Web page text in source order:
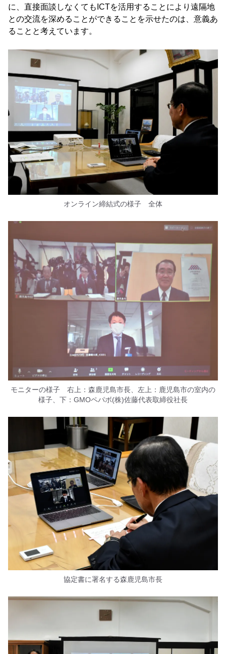
に、直接面談しなくてもICTを活用することにより遠隔地
との交流を深めることができることを示せたのは、意義あ
ることと考えています。
オンライン締結式の様子 全体
モニターの様子 右上：森鹿児島市長、左上：鹿児島市の室内の
様子、下：GMOペパボ(株)佐藤代表取締役社長
協定書に署名する森鹿児島市長